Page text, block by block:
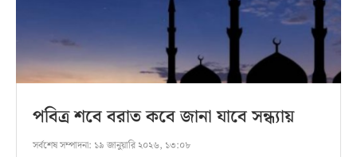
পবিত্র শবে বরাত কবে জানা যাবে সন্ধ্যায়
সর্বশেষ সম্পাদনা: ১৯ জানুয়ারি ২০২৬, ১৩:০৮